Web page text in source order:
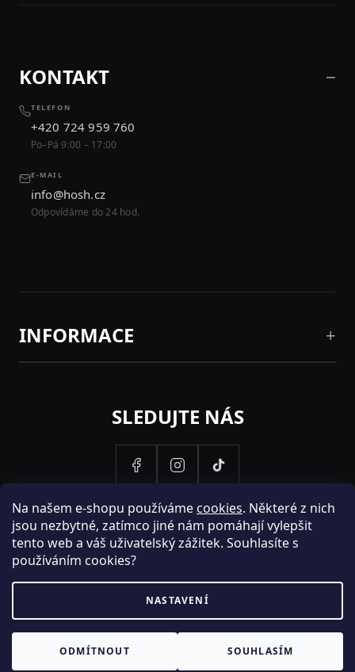
Na našem e-shopu používáme cookies. Některé z nich
jsou nezbytné, zatímco jiné nám pomáhají vylepšit
tento web a váš uživatelský zážitek. Souhlasíte s
používáním cookies?
NASTAVENÍ
ODMÍTNOUT SOUHLASÍM
KONTAKT
TELEFON
+420 724 959 760
Po–Pá 9:00 – 17:00
E-MAIL
info@hosh.cz
Odpovídáme do 24 hod.
INFORMACE
SLEDUJTE NÁS
PROVOZOVATELEM STRANEK HOSH.CZ JE SPOLECNOST PAK
FASHION S.R.O., IC: 25774701.